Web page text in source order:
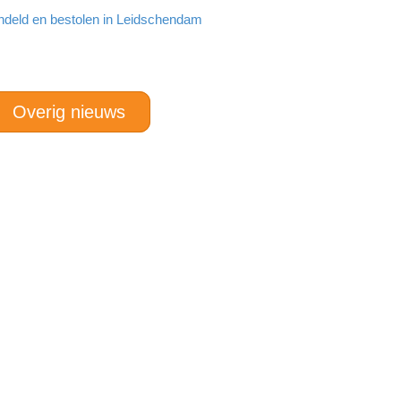
en bestolen in Leidschendam
Overig nieuws